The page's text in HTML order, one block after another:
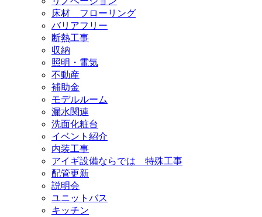
床材 フローリング
バリアフリー
断熱工事
収納
照明・電気
不動産
補助金
モデルルーム
漏水関連
洗面化粧台
イベント紹介
内装工事
アイギ設備ならでは 特殊工事
配管更新
説明会
ユニットバス
キッチン